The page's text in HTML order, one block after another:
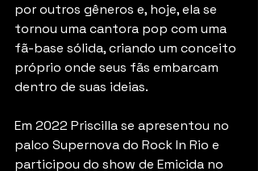
por outros gêneros e, hoje, ela se
tornou uma cantora pop com uma
fã-base sólida, criando um conceito
próprio onde seus fãs embarcam
dentro de suas ideias.
Em 2022 Priscilla se apresentou no
palco Supernova do Rock In Rio e
participou do show de Emicida no